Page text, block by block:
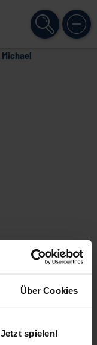
Über Cookies
spielen!
SUCHE MENÜ